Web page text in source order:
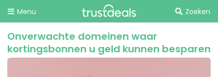
Menu Zoeken
Onverwachte domeinen waar
kortingsbonnen u geld kunnen besparen